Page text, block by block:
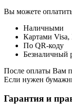
Вы можете
Наличными
Картами
По QR-коду
Безналичный
После оплаты Вам
Если нужен
Гарантия и